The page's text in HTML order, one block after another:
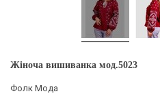
Жіноча вишиванка мод.5023
Фолк Мода